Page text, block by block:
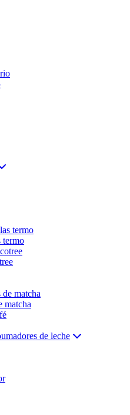
termo
matcha
de leche